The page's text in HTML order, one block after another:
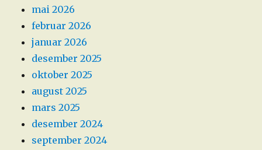
mai 2026
februar 2026
januar 2026
desember 2025
oktober 2025
august 2025
mars 2025
desember 2024
september 2024